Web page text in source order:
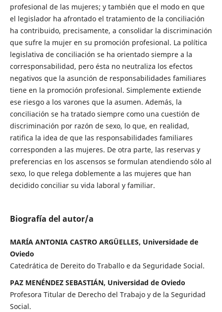
profesional de las mujeres; y también que el modo en que
el legislador ha afrontado el tratamiento de la conciliación
ha contribuido, precisamente, a consolidar la discriminación
que sufre la mujer en su promoción profesional. La política
legislativa de conciliación se ha orientado siempre a la
corresponsabilidad, pero ésta no neutraliza los efectos
negativos que la asunción de responsabilidades familiares
tiene en la promoción profesional. Simplemente extiende
ese riesgo a los varones que la asumen. Además, la
conciliación se ha tratado siempre como una cuestión de
discriminación por razón de sexo, lo que, en realidad,
ratifica la idea de que las responsabilidades familiares
corresponden a las mujeres. De otra parte, las reservas y
preferencias en los ascensos se formulan atendiendo sólo al
sexo, lo que relega doblemente a las mujeres que han
decidido conciliar su vida laboral y familiar.
Biografía del autor/a
MARÍA ANTONIA CASTRO ARGÜELLES, Universidade de
Oviedo
Catedrática de Dereito do Traballo e da Seguridade Social.
PAZ MENÉNDEZ SEBASTIÁN, Universidad de Oviedo
Profesora Titular de Derecho del Trabajo y de la Seguridad
Social.